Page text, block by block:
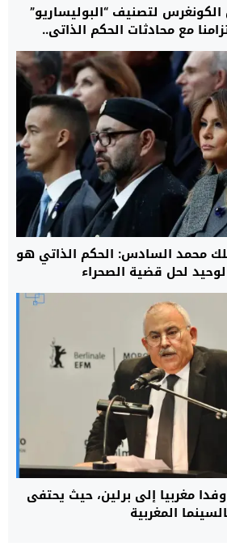
لتصنيف “البوليساريو”
مع محادثات الحكم الذاتي..
محمد السادس: الحكم الذاتي هو
لحل قضية الصحراء
مغربيا إلى برلين، حيث يحتفى
المغربية